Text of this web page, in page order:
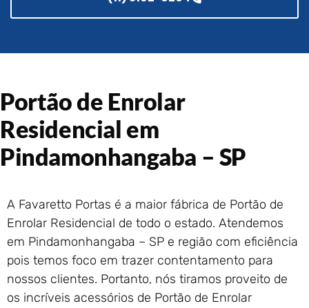
Portão de Garagem de
Enrolar em Petrópolis – RJ
Portão de Garagem de
Portão de Garagem de
Enrolar em Nova Friburgo –
RJ
Portão de Enrolar
Residencial em
Pindamonhangaba – SP
A Favaretto Portas é a maior fábrica de Portão de
Enrolar Residencial de todo o estado. Atendemos
em Pindamonhangaba – SP e região com eficiência
pois temos foco em trazer contentamento para
nossos clientes. Portanto, nós tiramos proveito de
os incríveis acessórios de Portão de Enrolar